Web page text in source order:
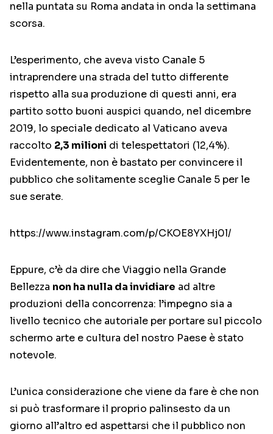
nella puntata su Roma andata in onda la settimana
scorsa.
L’esperimento, che aveva visto Canale 5
intraprendere una strada del tutto differente
rispetto alla sua produzione di questi anni, era
partito sotto buoni auspici quando, nel dicembre
2019, lo speciale dedicato al Vaticano aveva
raccolto 2,3 milioni di telespettatori (12,4%).
Evidentemente, non è bastato per convincere il
pubblico che solitamente sceglie Canale 5 per le
sue serate.
https://www.instagram.com/p/CKOE8YXHj0l/
Eppure, c’è da dire che Viaggio nella Grande
Bellezza non ha nulla da invidiare ad altre
produzioni della concorrenza: l’impegno sia a
livello tecnico che autoriale per portare sul piccolo
schermo arte e cultura del nostro Paese è stato
notevole.
L’unica considerazione che viene da fare è che non
si può trasformare il proprio palinsesto da un
giorno all’altro ed aspettarsi che il pubblico non